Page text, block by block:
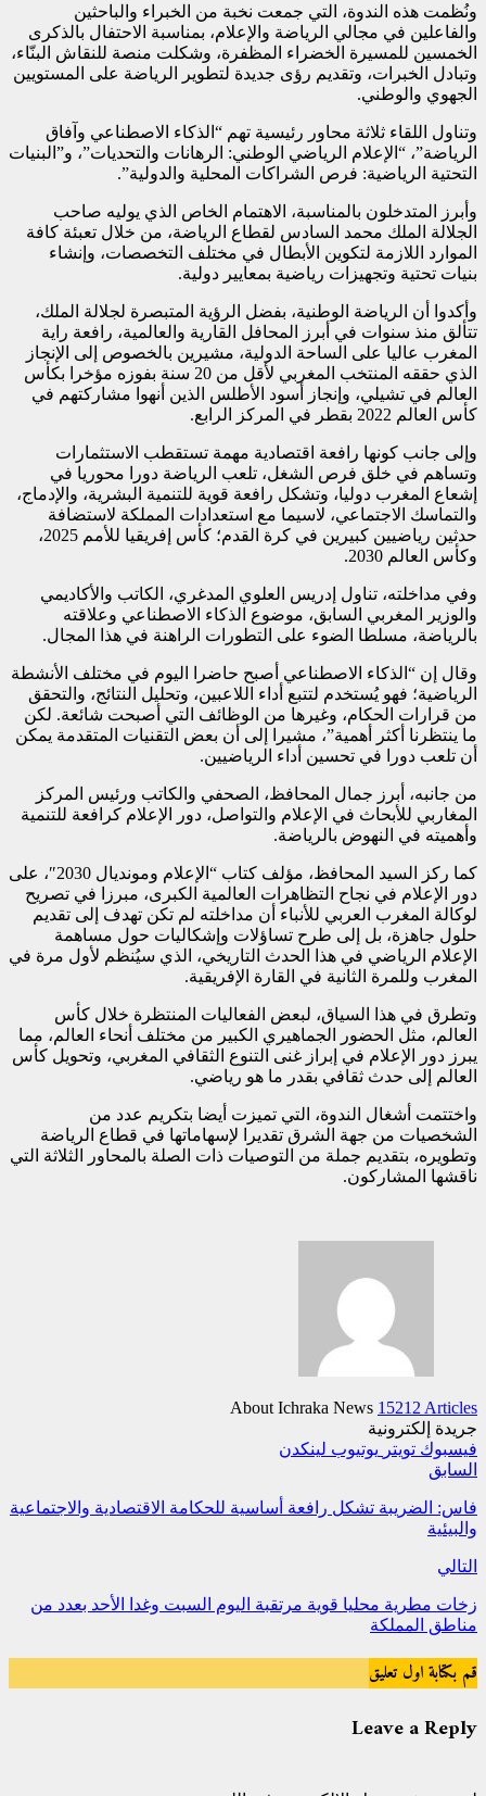
ونُظمت هذه الندوة، التي جمعت نخبة من الخبراء والباحثين
والفاعلين في مجالي الرياضة والإعلام، بمناسبة الاحتفال بالذكرى
الخمسين للمسيرة الخضراء المظفرة، وشكلت منصة للنقاش البنّاء،
وتبادل الخبرات، وتقديم رؤى جديدة لتطوير الرياضة على المستويين
الجهوي والوطني.
وتناول اللقاء ثلاثة محاور رئيسية تهم “الذكاء الاصطناعي وآفاق
الرياضة”، “الإعلام الرياضي الوطني: الرهانات والتحديات”، و”البنيات
التحتية الرياضية: فرص الشراكات المحلية والدولية”.
وأبرز المتدخلون بالمناسبة، الاهتمام الخاص الذي يوليه صاحب
الجلالة الملك محمد السادس لقطاع الرياضة، من خلال تعبئة كافة
الموارد اللازمة لتكوين الأبطال في مختلف التخصصات، وإنشاء
بنيات تحتية وتجهيزات رياضية بمعايير دولية.
وأكدوا أن الرياضة الوطنية، بفضل الرؤية المتبصرة لجلالة الملك،
تتألق منذ سنوات في أبرز المحافل القارية والعالمية، رافعة راية
المغرب عاليا على الساحة الدولية، مشيرين بالخصوص إلى الإنجاز
الذي حققه المنتخب المغربي لأقل من 20 سنة بفوزه مؤخرا بكأس
العالم في تشيلي، وإنجاز أسود الأطلس الذين أنهوا مشاركتهم في
كأس العالم 2022 بقطر في المركز الرابع.
وإلى جانب كونها رافعة اقتصادية مهمة تستقطب الاستثمارات
وتساهم في خلق فرص الشغل، تلعب الرياضة دورا محوريا في
إشعاع المغرب دوليا، وتشكل رافعة قوية للتنمية البشرية، والإدماج،
والتماسك الاجتماعي، لاسيما مع استعدادات المملكة لاستضافة
حدثين رياضيين كبيرين في كرة القدم؛ كأس إفريقيا للأمم 2025،
وكأس العالم 2030.
وفي مداخلته، تناول إدريس العلوي المدغري، الكاتب والأكاديمي
والوزير المغربي السابق، موضوع الذكاء الاصطناعي وعلاقته
بالرياضة، مسلطا الضوء على التطورات الراهنة في هذا المجال.
وقال إن “الذكاء الاصطناعي أصبح حاضرا اليوم في مختلف الأنشطة
الرياضية؛ فهو يُستخدم لتتبع أداء اللاعبين، وتحليل النتائج، والتحقق
من قرارات الحكام، وغيرها من الوظائف التي أصبحت شائعة. لكن
ما ينتظرنا أكثر أهمية”، مشيرا إلى أن بعض التقنيات المتقدمة يمكن
أن تلعب دورا في تحسين أداء الرياضيين.
من جانبه، أبرز جمال المحافظ، الصحفي والكاتب ورئيس المركز
المغاربي للأبحاث في الإعلام والتواصل، دور الإعلام كرافعة للتنمية
وأهميته في النهوض بالرياضة.
كما ركز السيد المحافظ، مؤلف كتاب “الإعلام ومونديال 2030″، على
دور الإعلام في نجاح التظاهرات العالمية الكبرى، مبرزا في تصريح
لوكالة المغرب العربي للأنباء أن مداخلته لم تكن تهدف إلى تقديم
حلول جاهزة، بل إلى طرح تساؤلات وإشكاليات حول مساهمة
الإعلام الرياضي في هذا الحدث التاريخي، الذي سيُنظم لأول مرة في
المغرب وللمرة الثانية في القارة الإفريقية.
وتطرق في هذا السياق، لبعض الفعاليات المنتظرة خلال كأس
العالم، مثل الحضور الجماهيري الكبير من مختلف أنحاء العالم، مما
يبرز دور الإعلام في إبراز غنى التنوع الثقافي المغربي، وتحويل كأس
العالم إلى حدث ثقافي بقدر ما هو رياضي.
واختتمت أشغال الندوة، التي تميزت أيضا بتكريم عدد من
الشخصيات من جهة الشرق تقديرا لإسهاماتها في قطاع الرياضة
وتطويره، بتقديم جملة من التوصيات ذات الصلة بالمحاور الثلاثة التي
ناقشها المشاركون.
About Ichraka News 15212 Articles
جريدة إلكترونية
فيسبوك تويتر يوتيوب لينكدن
السابق
فاس: الضريبة تشكل رافعة أساسية للحكامة الاقتصادية والاجتماعية
والبيئية
التالي
زخات مطرية محليا قوية مرتقبة اليوم السبت وغدا الأحد بعدد من
مناطق المملكة
قم بكتابة اول تعليق
Leave a Reply